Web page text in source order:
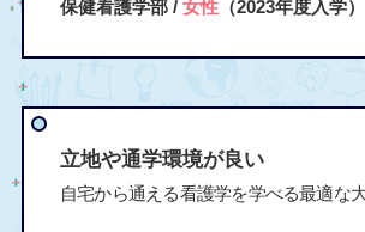
保健看護学部 / 女性（2023年度入学）
立地や通学環境が良い
自宅から通える看護学を学べる最適な